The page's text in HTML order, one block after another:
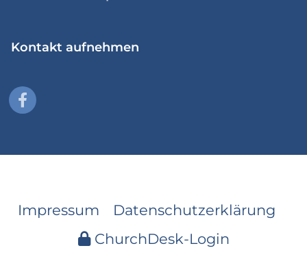
Kontakt aufnehmen
Impressum
Datenschutzerklärung
ChurchDesk-Login